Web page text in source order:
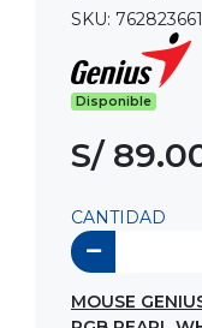
SKU:
Disponible
S/
CANTIDAD
MOUSE